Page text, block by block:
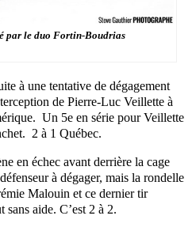
par le duo Fortin-Boudrias
à une tentative de dégagement
de Pierre-Luc Veillette à
Un 5e en série pour Veillette
2 à 1 Québec.
en échec avant derrière la cage
à dégager, mais la rondelle
Malouin et ce dernier tir
aide. C’est 2 à 2.